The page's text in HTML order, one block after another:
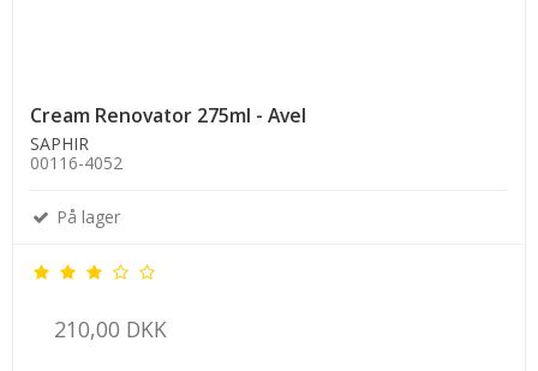
Cream Renovator 275ml - Avel
SAPHIR
00116-4052
På lager
210,00 DKK